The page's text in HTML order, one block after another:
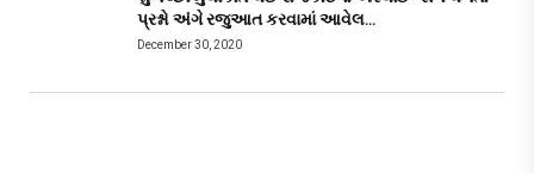
પ્રશ્નો અંગે રજુઆત કરવામાં આવેલ…
December 30, 2020